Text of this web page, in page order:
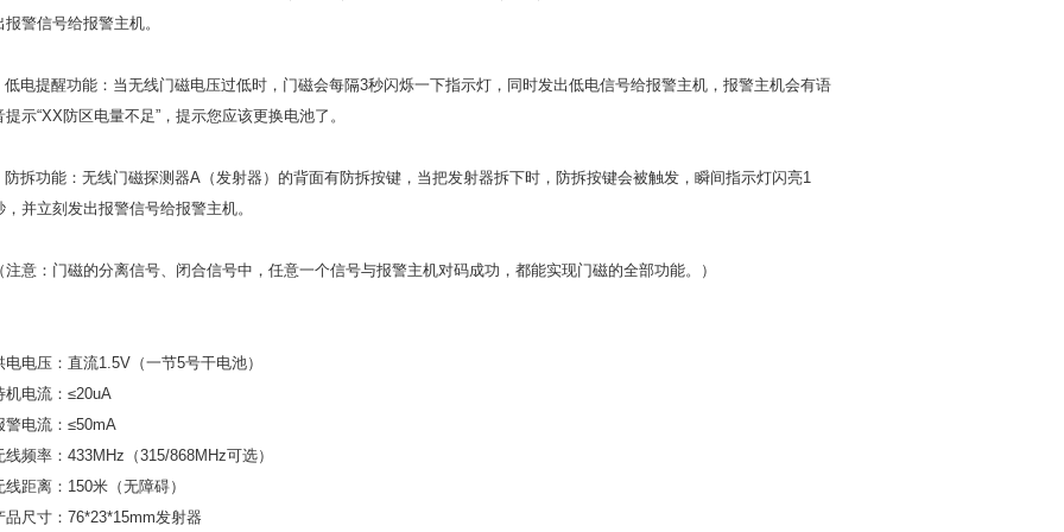
报警信号给报警主机。
低电提醒功能：当无线门磁电压过低时，门磁会每隔3秒闪烁一下指示灯，同时发出低电信号给报警主机，报警主机会有语
提示“XX防区电量不足”，提示您应该更换电池了。
防拆功能：无线门磁探测器A （发射器）的背面有防拆按键，当把发射器拆下时，防拆按键会被触发，瞬间指示灯闪亮1
，并立刻发出报警信号给报警主机。
注意：门磁的分离信号、闭合信号中，任意一个信号与报警主机对码成功，都能实现门磁的全部功能。）
电电压：直流1.5V （一节5号干电池）
机电流： ≤20uA
警电流： ≤50mA
线频率： 433MHz （315/868MHz可选）
线距离： 150米（无障碍）
品尺寸： 76*23*15mm发射器